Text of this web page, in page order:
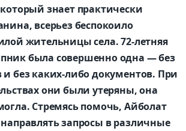
знает практически
всерьез беспокоило
жительницы села. 72-летняя
была совершенно одна — без
и без каких-либо документов. При
они были утеряны, она
Стремясь помочь, Айболат
запросы в различные